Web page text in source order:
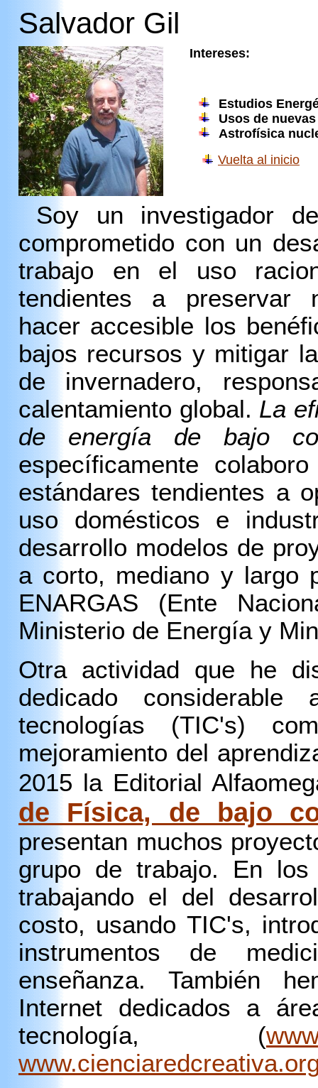
Salvador Gil
Intereses:
Estudios
Usos de
Astrofísica
Vuelta al inicio
Soy un investigador
comprometido con un
trabajo en el uso
tendientes a preservar
hacer accesible los
bajos recursos y mitigar
de invernadero,
calentamiento global. La
de energía de bajo
específicamente
estándares tendientes a
uso domésticos e
desarrollo modelos de
a corto, mediano y largo
ENARGAS (Ente
Ministerio de Energía y
Otra actividad que he
dedicado
tecnologías (TIC's)
mejoramiento del
2015 la Editorial
de Física, de bajo
presentan muchos
grupo de trabajo. En los
trabajando el del
costo, usando TIC's,
instrumentos de
enseñanza. También
Internet dedicados a
tecnología, (